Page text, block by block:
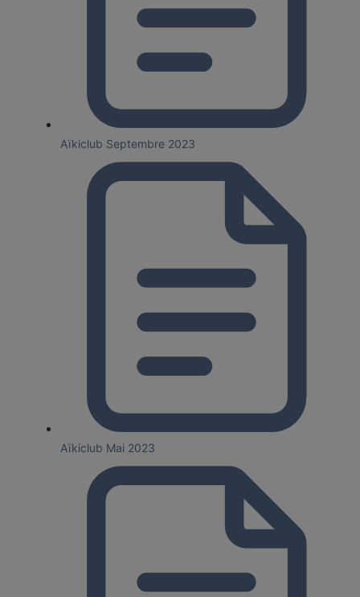
Aïkiclub Septembre 2023
Aïkiclub Mai 2023